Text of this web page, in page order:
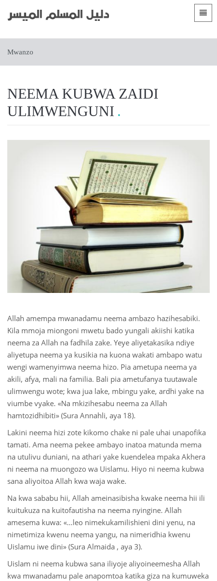
Utangulizi
azərbaycan
Bosanski
Bahasa Indonesia
Қазақ
فارسی
Русский
Kiswahili
Türkçe
اردو
o'zbek
Yorùbá
Mwanzo
NEEMA KUBWA ZAIDI
ULIMWENGUNI
Allah amempa mwanadamu neema ambazo hazihesabiki.
Kila mmoja miongoni mwetu bado yungali akiishi katika
neema za Allah na fadhila zake. Yeye aliyetakasika ndiye
aliyetupa neema ya kusikia na kuona wakati ambapo watu
wengi wamenyimwa neema hizo. Pia ametupa neema ya
akili, afya, mali na familia. Bali pia ametufanya tuutawale
ulimwengu wote; kwa jua lake, mbingu yake, ardhi yake na
viumbe vyake. «Na mkizihesabu neema za Allah
hamtozidhibiti» (Sura Annahli, aya 18).
Lakini neema hizi zote kikomo chake ni pale uhai unapofika
tamati. Ama neema pekee ambayo inatoa matunda mema
na utulivu duniani, na athari yake kuendelea mpaka Akhera
ni neema na muongozo wa Uislamu. Hiyo ni neema kubwa
sana aliyoitoa Allah kwa waja wake.
Na kwa sababu hii, Allah ameinasibisha kwake neema hii ili
kuitukuza na kuitofautisha na neema nyingine. Allah
amesema kuwa: «…leo nimekukamilishieni dini yenu, na
nimetimiza kwenu neema yangu, na nimeridhia kwenu
Uislamu iwe dini» (Sura Almaida , aya 3).
Uislam ni neema kubwa sana iliyoje aliyoineemesha Allah
kwa mwanadamu pale anapomtoa katika giza na kumuweka